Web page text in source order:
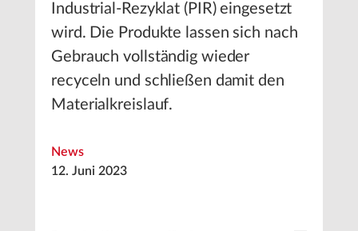
Industrial-Rezyklat (PIR) eingesetzt
wird. Die Produkte lassen sich nach
Gebrauch vollständig wieder
recyceln und schließen damit den
Materialkreislauf.
News
12. Juni 2023